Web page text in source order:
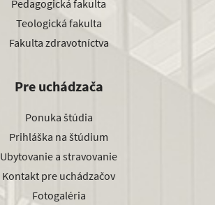
Pedagogická fakulta
Teologická fakulta
Fakulta zdravotníctva
Pre uchádzača
Ponuka štúdia
Prihláška na štúdium
Ubytovanie a stravovanie
Kontakt pre uchádzačov
Fotogaléria